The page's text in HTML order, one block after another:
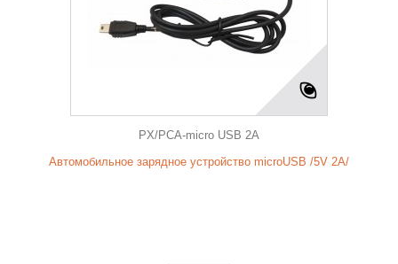
PX/PCA-micro USB 2A
Автомобильное зарядное устройство microUSB /5V 2A/